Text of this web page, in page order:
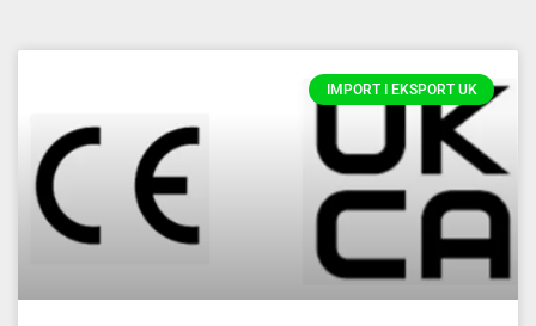
IMPORT I EKSPORT UK